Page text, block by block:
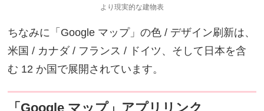
より現実的な建物表
ちなみに「Google マップ」の色 / デザイン刷新は、
米国 / カナダ / フランス / ドイツ、そして日本を含
む 12 か国で展開されています。
「Google マップ」アプリリンク